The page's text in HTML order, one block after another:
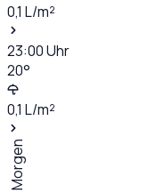
0,1 L/m²
23:00Uhr
20°
0,1 L/m²
Morgen